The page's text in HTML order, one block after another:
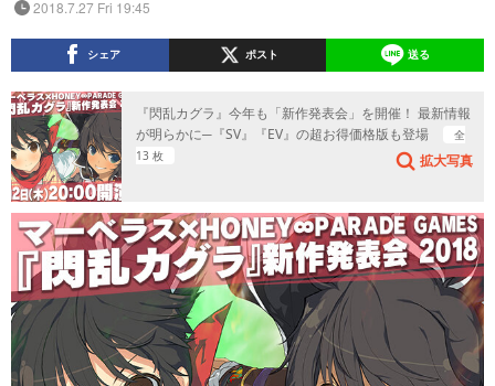
2018.7.27 Fri 19:45
シェア ポスト 送る
『閃乱カグラ』今年も「新作発表会」を開催！ 最新情報
が明らかに─『SV』『EV』の超お得価格版も登場
全
13 枚
拡大写真